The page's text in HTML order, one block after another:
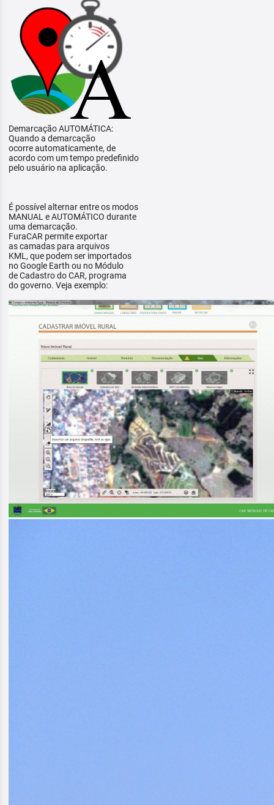
Demarcação AUTOMÁTICA:
Quando a demarcação
ocorre automaticamente, de
acordo com um tempo predefinido
pelo usuário na aplicação.
É possível alternar entre os modos
MANUAL e AUTOMÁTICO durante
uma demarcação.
FuraCAR permite exportar
as camadas para arquivos
KML, que podem ser importados
no Google Earth ou no Módulo
de Cadastro do CAR, programa
do governo. Veja exemplo: